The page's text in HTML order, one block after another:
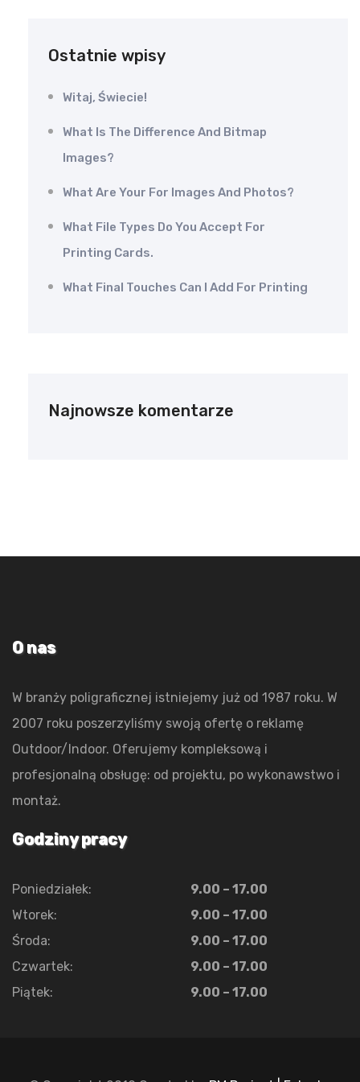
Ostatnie wpisy
Witaj, Świecie!
What Is The Difference And Bitmap
Images?
What Are Your For Images And Photos?
What File Types Do You Accept For
Printing Cards.
What Final Touches Can I Add For Printing
Najnowsze komentarze
O nas
W branży poligraficznej istniejemy już od 1987 roku. W
2007 roku poszerzyliśmy swoją ofertę o reklamę
Outdoor/Indoor. Oferujemy kompleksową i
profesjonalną obsługę: od projektu, po wykonawstwo i
montaż.
Godziny pracy
Poniedziałek:
9.00 – 17.00
Wtorek:
9.00 – 17.00
Środa:
9.00 – 17.00
Czwartek:
9.00 – 17.00
Piątek:
9.00 – 17.00